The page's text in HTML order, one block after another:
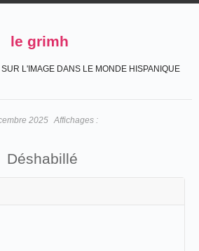
le grimh
L'IMAGE DANS LE MONDE HISPANIQUE
2025 Affichages :
Déshabillé